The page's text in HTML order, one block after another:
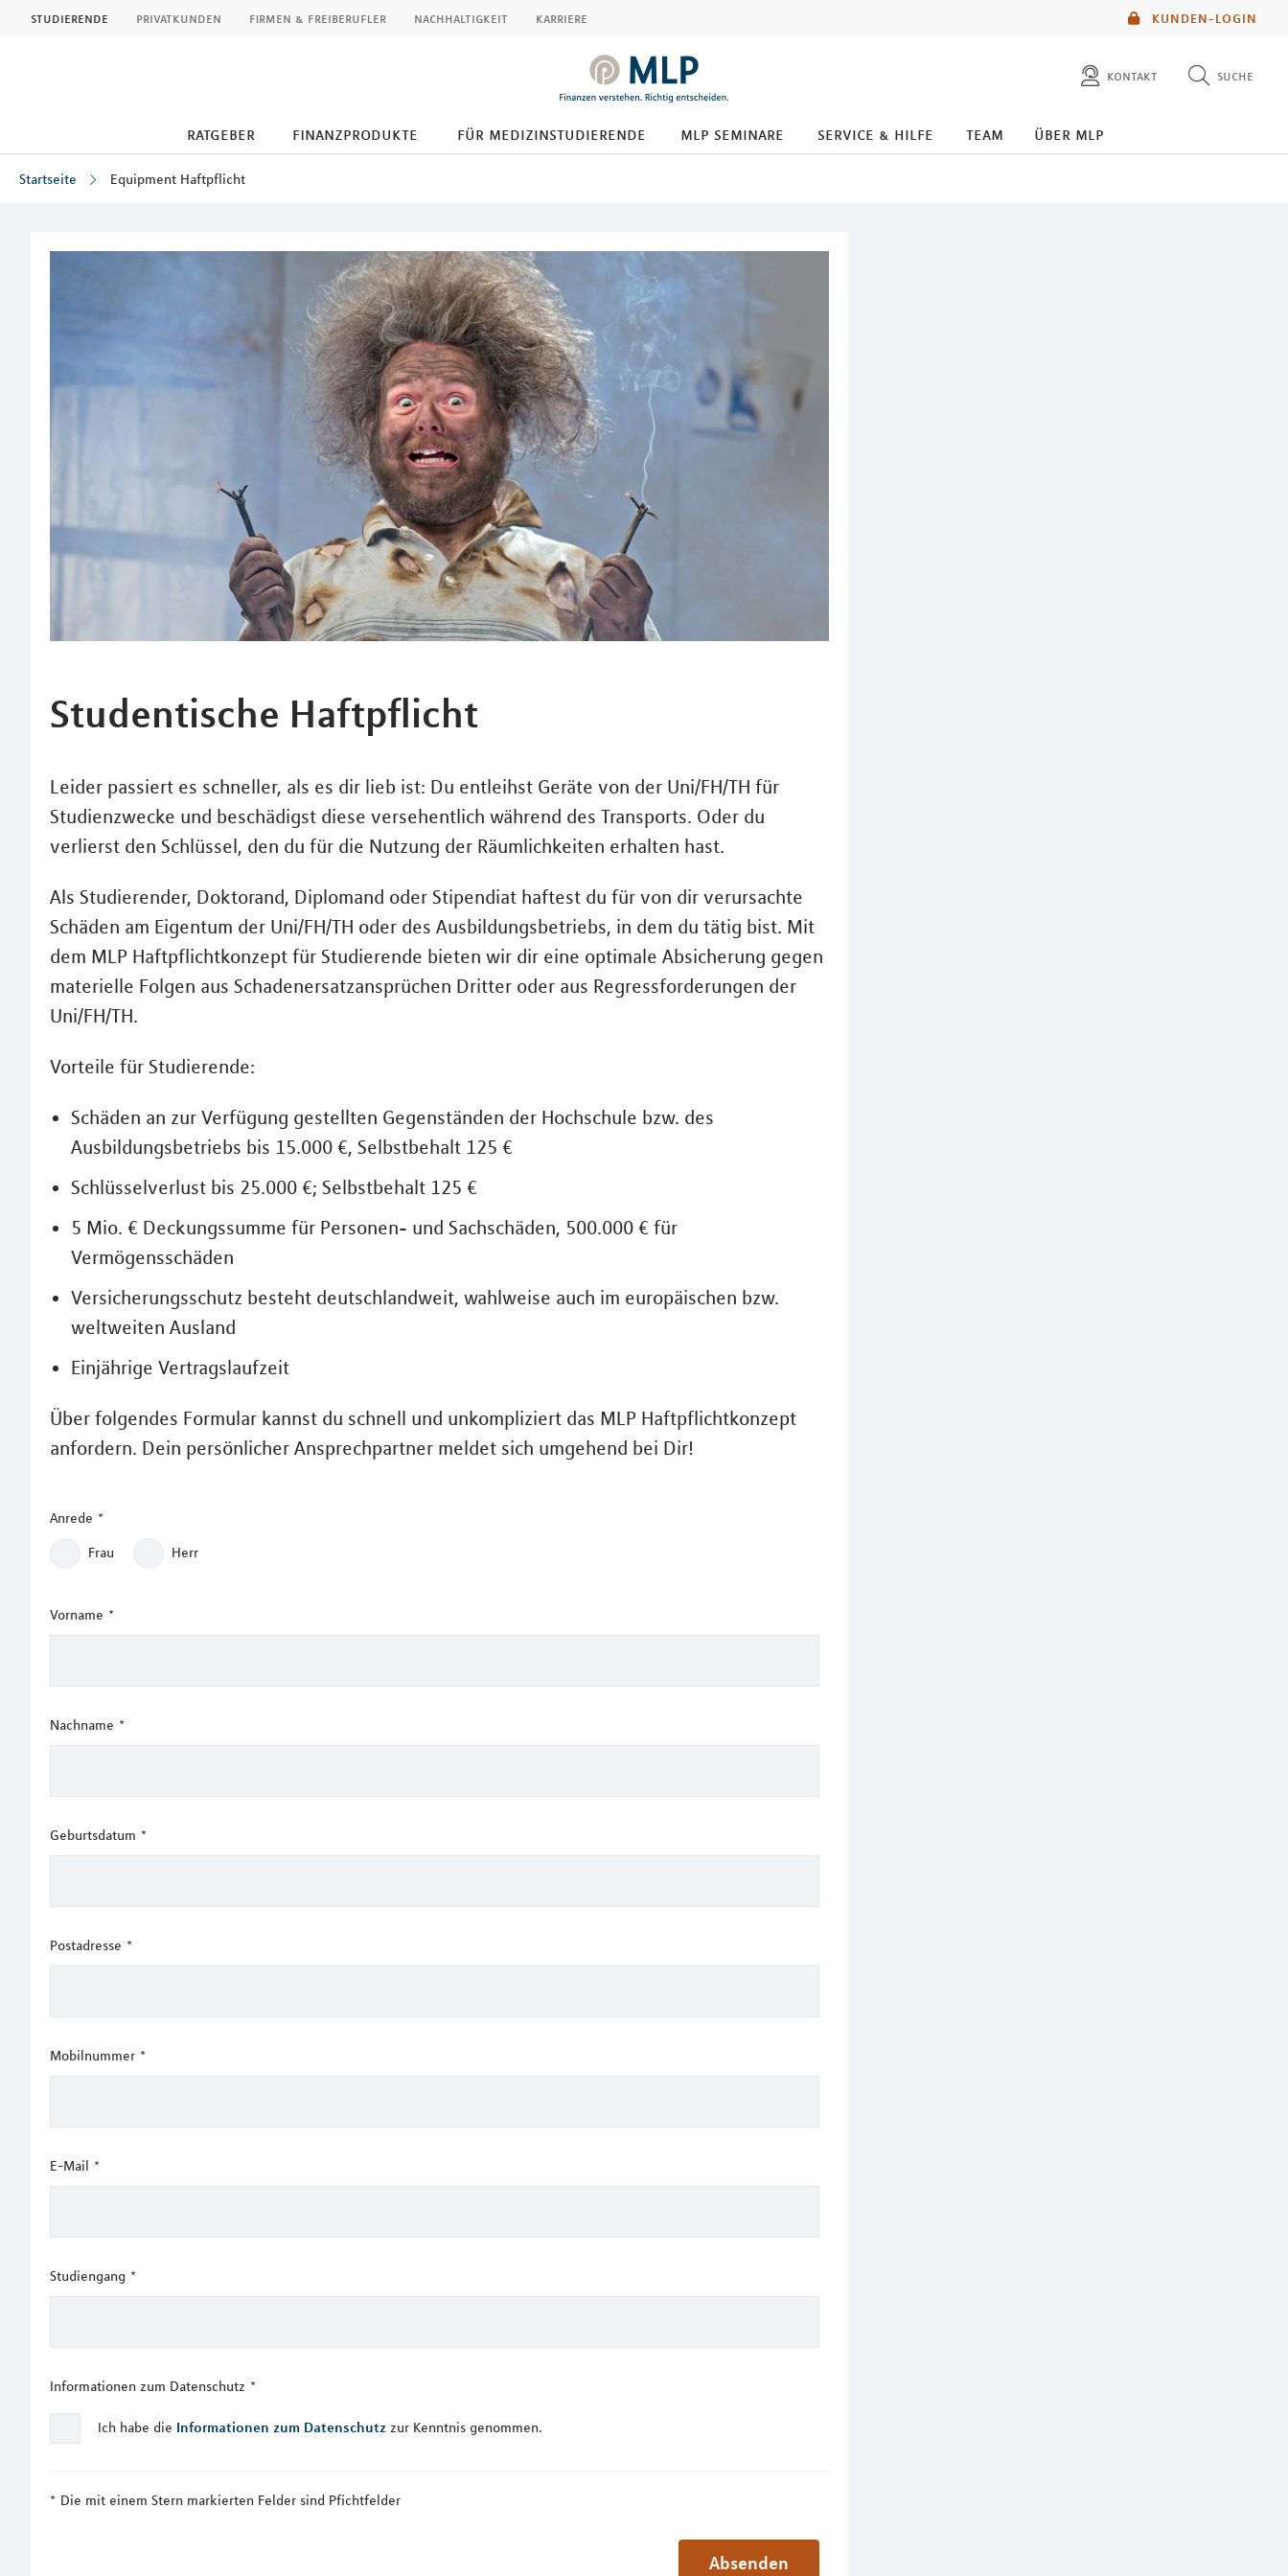
KUNDEN-LOGIN
studierende privatkunden firmen & freiberufler nachhaltigkeit karriere
kontakt suche
diese website durchsuchen
ratgeber finanzprodukte für medizinstudierende mlp seminare service & hilfe team über mlp
Startseite Equipment Haftpflicht
Studentische Haftpflicht
Leider passiert es schneller, als es dir lieb ist: Du entleihst Geräte von der Uni/FH/TH für
Studienzwecke und beschädigst diese versehentlich während des Transports. Oder du
verlierst den Schlüssel, den du für die Nutzung der Räumlichkeiten erhalten hast.
Als Studierender, Doktorand, Diplomand oder Stipendiat haftest du für von dir verursachte
Schäden am Eigentum der Uni/FH/TH oder des Ausbildungsbetriebs, in dem du tätig bist. Mit
dem MLP Haftpflichtkonzept für Studierende bieten wir dir eine optimale Absicherung gegen
materielle Folgen aus Schadenersatzansprüchen Dritter oder aus Regressforderungen der
Uni/FH/TH.
Vorteile für Studierende:
Schäden an zur Verfügung gestellten Gegenständen der Hochschule bzw. des
Ausbildungsbetriebs bis 15.000 €, Selbstbehalt 125 €
Schlüsselverlust bis 25.000 €; Selbstbehalt 125 €
5 Mio. € Deckungssumme für Personen- und Sachschäden, 500.000 € für
Vermögensschäden
Versicherungsschutz besteht deutschlandweit, wahlweise auch im europäischen bzw.
weltweiten Ausland
Einjährige Vertragslaufzeit
Über folgendes Formular kannst du schnell und unkompliziert das MLP Haftpflichtkonzept
anfordern. Dein persönlicher Ansprechpartner meldet sich umgehend bei Dir!
Anrede *
Frau
Herr
Vorname *
Nachname *
Geburtsdatum *
Postadresse *
Mobilnummer *
E-Mail *
Studiengang *
Informationen zum Datenschutz *
Ich habe die Informationen zum Datenschutz zur Kenntnis genommen.
Die mit einem Stern markierten Felder sind Pfichtfelder